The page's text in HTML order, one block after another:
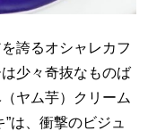
誇るオシャレカフ
少々奇抜なものば
ヤム芋）クリーム
は、衝撃のビジュ